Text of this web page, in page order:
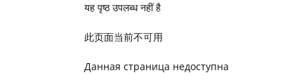
यह पृष्ठ उपलब्ध नहीं है
此页面当前不可用
Данная страница недоступна